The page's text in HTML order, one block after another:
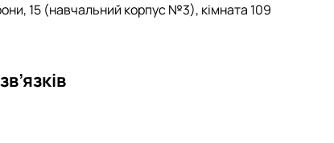
15 (навчальний корпус №3), кімната 109